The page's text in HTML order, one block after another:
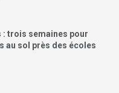
: trois semaines pour
au sol près des écoles